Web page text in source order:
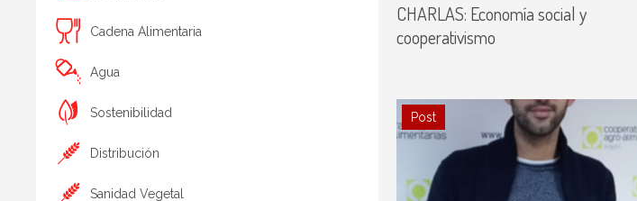
Cadena Alimentaria
Agua
Sostenibilidad
Distribución
Sanidad Vegetal
CHARLAS: Economía social y
cooperativismo
Post